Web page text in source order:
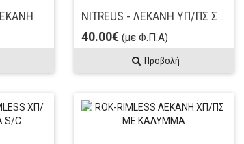
40.00€ (με Φ.Π.Α)
Προβολή